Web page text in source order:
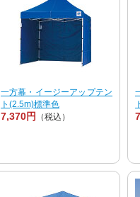
一方幕・イージーアップテン
ト(2.5m)標準色
7,370円 （税込）